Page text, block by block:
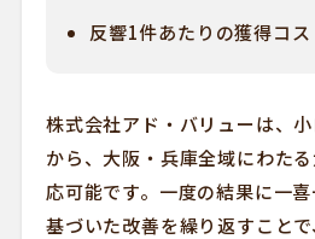
反響1件あたりの獲得コス
株式会社アド・バリューは、
から、大阪・兵庫全域にわた
応可能です。一度の結果に一
基づいた改善を繰り返すこと